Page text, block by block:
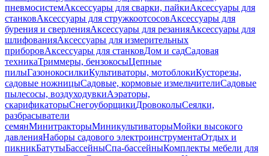
пневмосистемАксессуары для сварки, пайкиАксессуары для
станковАксессуары для стружкоотсосовАксессуары для
бурения и сверленияАксессуары для резанияАксессуары для
шлифованияАксессуары для измерительных
приборовАксессуары для станковДом и садСадовая
техникаТриммеры, бензокосыЦепные
пилыГазонокосилкиКультиваторы, мотоблокиКусторезы,
садовые ножницыСадовые, кормовые измельчителиСадовые
пылесосы, воздуходувкиАэраторы,
скарификаторыСнегоуборщикиДровоколыСеялки,
разбрасыватели
семянМинитракторыМиникультиваторыМойки высокого
давленияНаборы садового электроинструментаОтдых и
пикникБатутыБассейныСпа-бассейныКомплекты мебели для